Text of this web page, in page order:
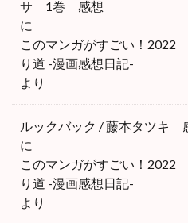
サ 1巻 感想
に
このマンガがすごい！2022
り道 -漫画感想日記-
より
ルックバック / 藤本タツキ
に
このマンガがすごい！2022
り道 -漫画感想日記-
より